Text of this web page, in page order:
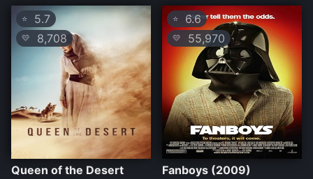
⭐ 5.7
💛 8,708
Queen of the Desert
⭐ 6.6
💛 55,970
Fanboys (2009)